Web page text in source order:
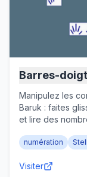
Barres-
Manipulez les
Baruk : faites
et lire des
en maternelle et
numération
Visiter